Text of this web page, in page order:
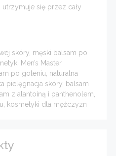
się przez cały
skóry, męski balsam po
Men’s Master
po goleniu, naturalna
pielęgnacja skóry, balsam
z alantoiną i panthenolem,
kosmetyki dla mężczyzn